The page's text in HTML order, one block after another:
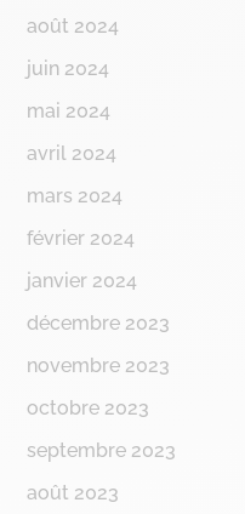
août 2024
juin 2024
mai 2024
avril 2024
mars 2024
février 2024
janvier 2024
décembre 2023
novembre 2023
octobre 2023
septembre 2023
août 2023